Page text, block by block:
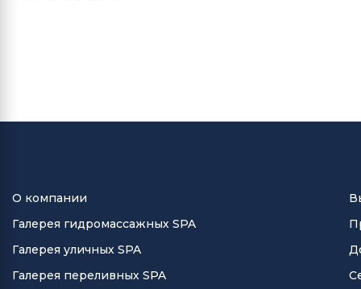
О компании
Галерея гидромассажных SPA
Галерея уличных SPA
Галерея переливных SPA